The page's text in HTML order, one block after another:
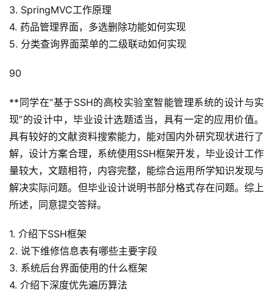
3. SpringMVC工作原理
4. 药品管理界面，多选删除功能如何实现
5. 分类查询界面菜单的二级联动如何实现
90
**同学在“基于SSH的高校实验室智能管理系统的设计与实
现”的设计中，毕业设计选题适当，具有一定的应用价值。
具有较好的文献资料搜索能力，能对国内外研究现状进行了
解，设计方案合理，系统使用SSH框架开发，毕业设计工作
量较大，文题相符，内容完整，能综合运用所学知识发现与
解决实际问题。但毕业设计说明书部分格式存在问题。综上
所述，同意提交答辩。
1. 介绍下SSH框架
2. 说下维修信息表有哪些主要字段
3. 系统后台界面使用的什么框架
4. 介绍下深度优先遍历算法